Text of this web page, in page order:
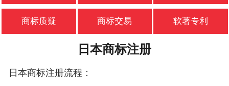
商标质疑 商标交易 软著专利
日本商标注册
日本商标注册流程：